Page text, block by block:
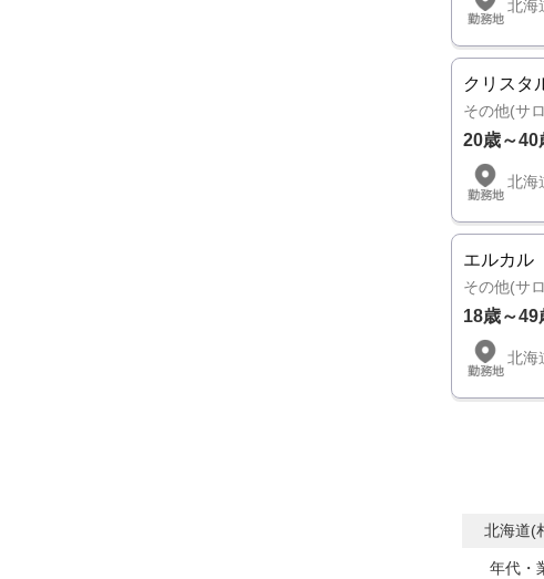
北海
クリスタ
その他(サ
20歳～40
北海
エルカル
その他(サ
18歳～49
北海
北海道(
年代・